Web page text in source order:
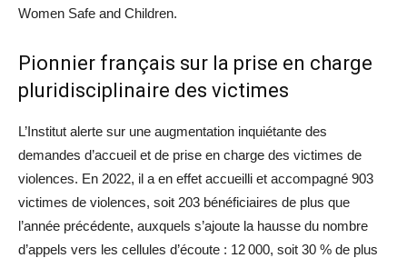
Women Safe and Children.
Pionnier français sur la prise en charge
pluridisciplinaire des victimes
L’Institut alerte sur une augmentation inquiétante des
demandes d’accueil et de prise en charge des victimes de
violences. En 2022, il a en effet accueilli et accompagné 903
victimes de violences, soit 203 bénéficiaires de plus que
l’année précédente, auxquels s’ajoute la hausse du nombre
d’appels vers les cellules d’écoute : 12 000, soit 30 % de plus